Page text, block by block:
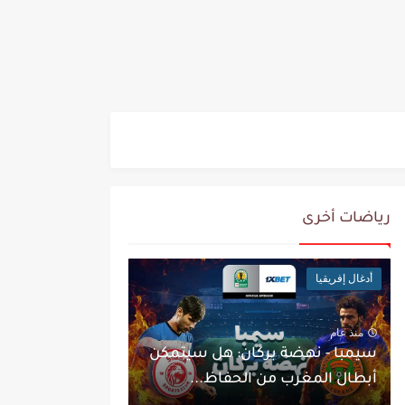
رياضات أخرى
أدغال إفريقيا
منذ عام
سيمبا - نهضة بركان: هل سيتمكن
أبطال المغرب من الحفاظ...